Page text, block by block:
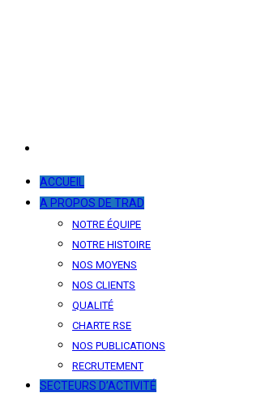
ACCUEIL
A PROPOS DE TRAD
NOTRE ÉQUIPE
NOTRE HISTOIRE
NOS MOYENS
NOS CLIENTS
QUALITÉ
CHARTE RSE
NOS PUBLICATIONS
RECRUTEMENT
SECTEURS D’ACTIVITÉ